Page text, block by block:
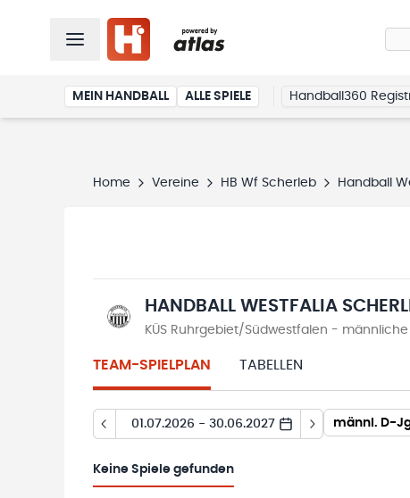
MEIN HANDBALL ALLE SPIELE Handball360
Home Vereine HB Wf Scherleb Handball
HANDBALL WESTFALIA
KÜS Ruhrgebiet/Südwestfalen -
TEAM-SPIELPLAN TABELLEN
01.07.2026 - 30.06.2027 männl. D-
Keine Spiele gefunden